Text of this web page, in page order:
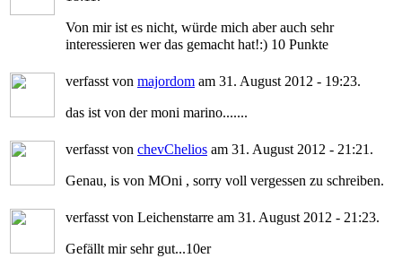
Von mir ist es nicht, würde mich aber auch sehr
interessieren wer das gemacht hat!:) 10 Punkte
verfasst von majordom am 31. August 2012 - 19:23.
das ist von der moni marino.......
verfasst von chevChelios am 31. August 2012 - 21:21.
Genau, is von MOni , sorry voll vergessen zu schreiben.
verfasst von Leichenstarre am 31. August 2012 - 21:23.
Gefällt mir sehr gut...10er